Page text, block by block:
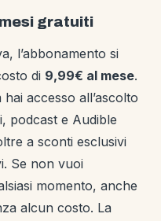
gratuiti
l’abbonamento si
di 9,99€ al mese.
accesso all’ascolto
podcast e Audible
a sconti esclusivi
Se non vuoi
momento, anche
alcun costo. La